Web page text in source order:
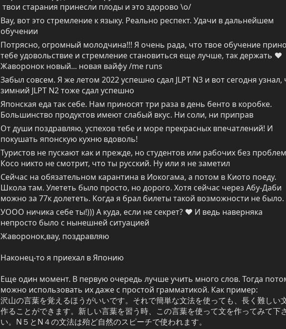
твои старания принесли плоды и это здорово \о/
Вау, вот это стремление к языку. Реально респект. Удачи в дальнейшем
обучении
Потрясно, огромный молодчина!!! Я очень рада, что твое обучение
тебе удовольствие и стремление становиться еще лучше, так держать ♥
Жаворонок новый... новая вайфу /me runs
Забыл совсем. Я же летом 2022 успешно сдал JLPT N3 и вот сегодня узнал,
зимний JLPT N2 тоже сдал успешно
Японская еда так себе. Нам приносят три раза в день бенто в коробке.
Большинство продуктов имеют слабый вкус. Ни соли, ни приправ
От души поздравляю, успехов тебе и море прекрасных впечатлений! И
покушать японскую кухню вдоволь!
Туристов не пускают как и прежде, но студентов или рабочих без
Косо никто не смотрит, что ты русский. Ну или я не заметил
Сейчас на обязательном карантина в Иокогама, а потом в Киото поеду.
Школа там. Улететь было просто, но дорого. Хотя сейчас через Абу-Даби
можно за 77к долететь. Когда я брал билеты такой возможности не было.
УООО ничика себе ты!))) А куда, если не секрет? ♥ И ведь наверняка
непросто было с нынешней ситуацией
Жаворонок,вау, поздравляю
Наконец-то я приехал в Японию
Еще один момент. В первую очередь лучше учить много слов. Тогда
можно использовать их даже с простой грамматикой. Как пример:
沢山の言葉を覚えるほうがいいです。それで簡単な文法を使っても、長く難しい
作ることができます。新しい言葉を習う時、この言葉を使って文を作ってみて下
い。N５とN４の文法は殆ど自然のスピーチで使われます。